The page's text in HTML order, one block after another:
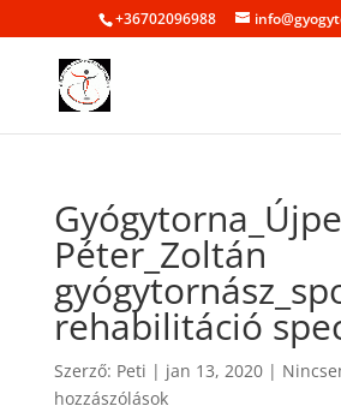
+36702096988
Péter_Zoltán
rehabilitáció
Szerző: Peti | jan 13, 2020|
hozzászólások